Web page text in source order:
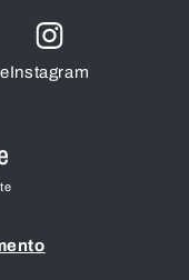
Instagram